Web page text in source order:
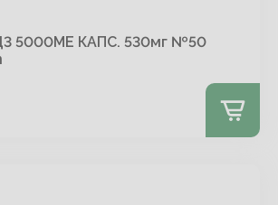
5000МЕ КАПС. 530мг №50